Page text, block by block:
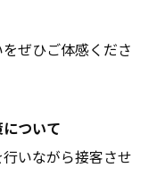
ぜひご体感くださ
ついて
いながら接客させ